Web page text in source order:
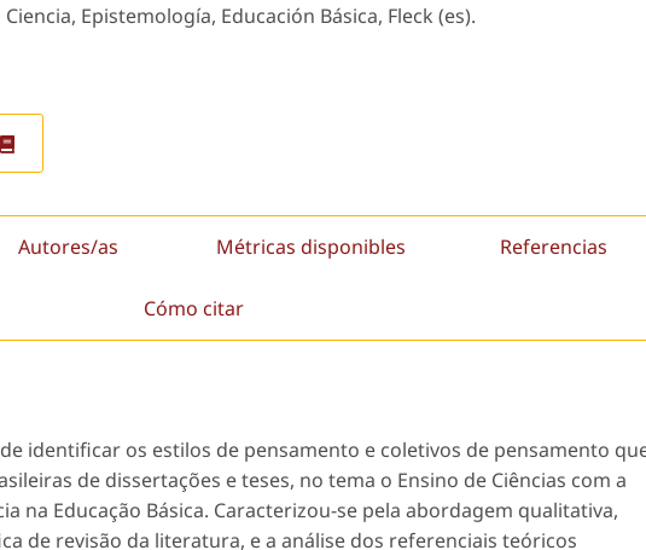
Epistemología, Educación Básica, Fleck (es).
Autores/as Métricas disponibles Referencias
Cómo citar
identificar os estilos de pensamento e coletivos de pensamento
de dissertações e teses, no tema o Ensino de Ciências com a
na Educação Básica. Caracterizou-se pela abordagem qualitativa,
de revisão da literatura, e a análise dos referenciais teóricos